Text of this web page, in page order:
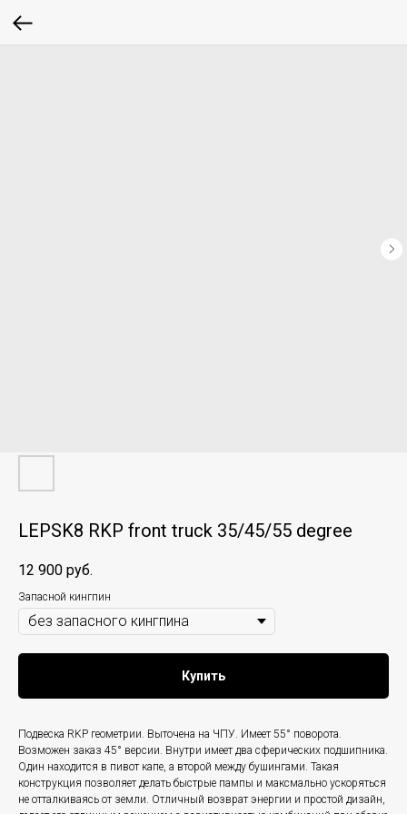
LEPSK8 RKP front truck 35/45/55 degree
12 900 руб.
Запасной кингпин
Купить
Подвеска RKP геометрии. Выточена на ЧПУ. Имеет 55° поворота.
Возможен заказ 45° версии. Внутри имеет два сферических подшипника.
Один находится в пивот капе, а второй между бушингами. Такая
конструкция позволяет делать быстрые пампы и максмально ускоряться
не отталкиваясь от земли. Отличный возврат энергии и простой дизайн,